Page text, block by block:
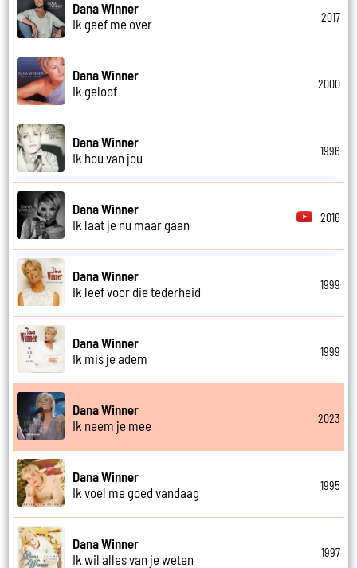
Dana Winner
Ik geef me over
2017
Dana Winner
Ik geloof
2000
Dana Winner
Ik hou van jou
1996
Dana Winner
Ik laat je nu maar gaan
2016
Dana Winner
Ik leef voor die tederheid
1999
Dana Winner
Ik mis je adem
1999
Dana Winner
Ik neem je mee
2023
Dana Winner
Ik voel me goed vandaag
1995
Dana Winner
Ik wil alles van je weten
1997